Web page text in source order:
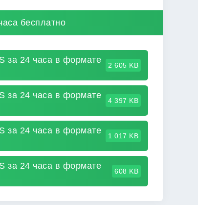
бесплатно
за 24 часа в формате
2 605 KB
за 24 часа в формате
4 397 KB
за 24 часа в формате
1 017 KB
за 24 часа в формате
608 KB